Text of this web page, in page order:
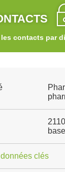
les contacts par
base
clés